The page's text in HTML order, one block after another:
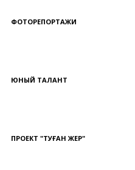
ФОТОРЕПОРТАЖИ
ЮНЫЙ ТАЛАНТ
ПРОЕКТ "ТУҒАН ЖЕР"